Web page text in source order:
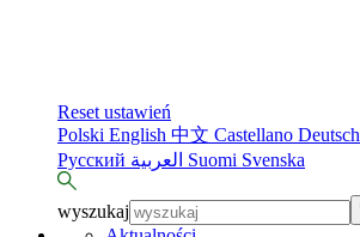
Reset ustawień
Polski English 中文 Castellano Deutsch
Русский
Suomi Svenska
wyszukaj